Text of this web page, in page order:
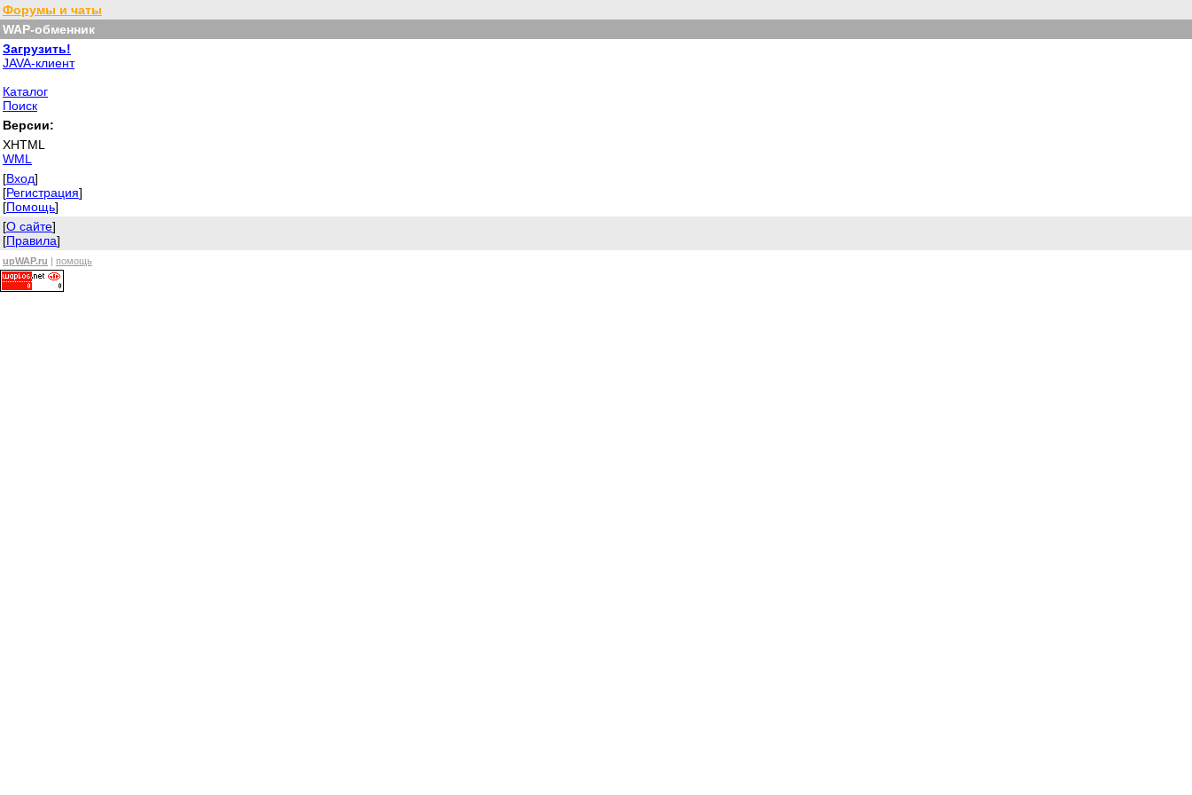
Форумы и чаты
WAP-обменник
Загрузить!
JAVA-клиент
Каталог
Поиск
Версии:
XHTML
WML
[Вход]
[Регистрация]
[Помощь]
[О сайте]
[Правила]
upWAP.ru | помощь